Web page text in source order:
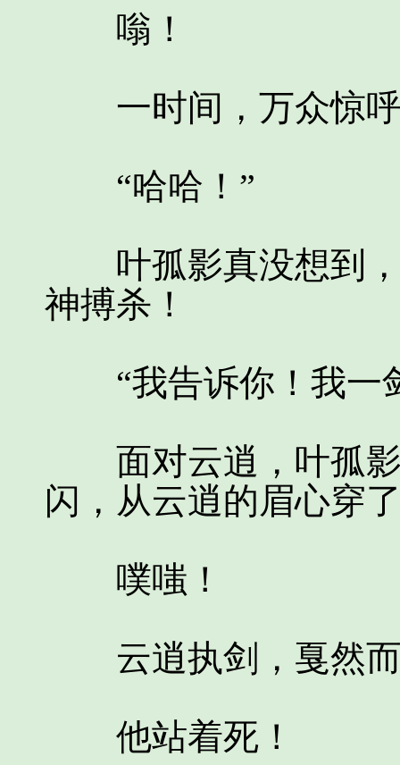
嗡！
一时间，万众惊
“哈哈！”
叶孤影真没想到，
神搏杀！
“我告诉你！我一
面对云逍，叶孤影
闪，从云逍的眉心穿
噗嗤！
云逍执剑，戛然
他站着死！